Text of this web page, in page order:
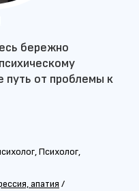
бережно
путь от проблемы к
,Психолог,
апатия /